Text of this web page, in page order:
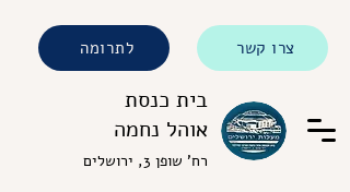
בית כנסת
אוהל נחמה
רח' שופן 3, ירושלים
לתרומה צרו קשר